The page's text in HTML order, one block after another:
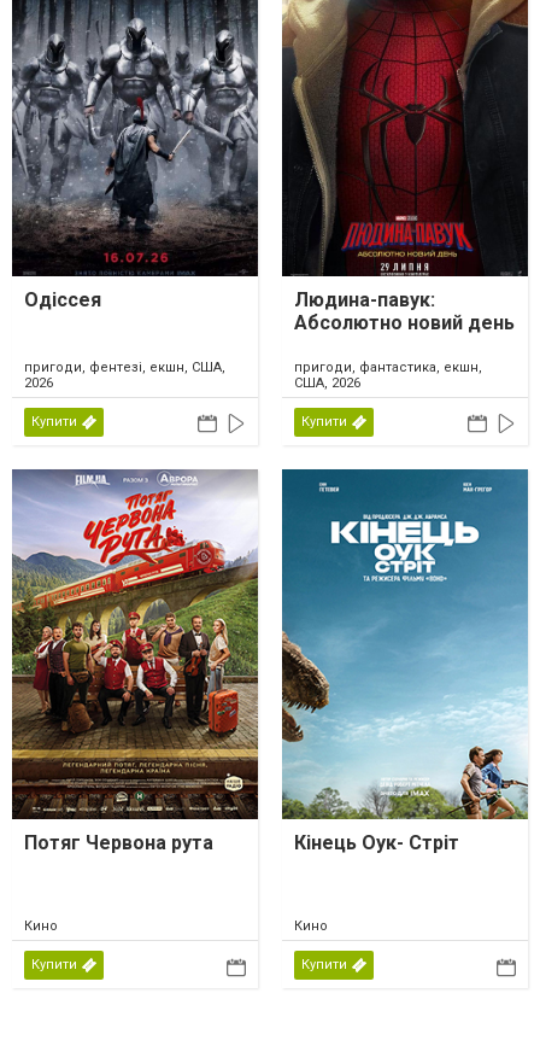
Одіссея
пригоди, фентезі, екшн, США,
2026
Купити
Людина-павук:
Абсолютно новий день
пригоди, фантастика, екшн,
США, 2026
Купити
Потяг Червона рута
Кино
Купити
Кінець Оук- Стріт
Кино
Купити